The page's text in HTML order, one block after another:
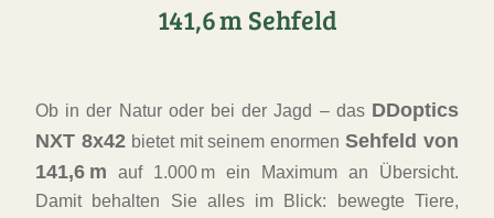
141,6 m Sehfeld
Ob in der Natur oder bei der Jagd – das DDoptics
NXT 8x42bietet mit seinem enormenSehfeld von
141,6 m auf 1.000 m ein Maximum an Übersicht.
Damit behalten Sie alles im Blick: bewegte Tiere,